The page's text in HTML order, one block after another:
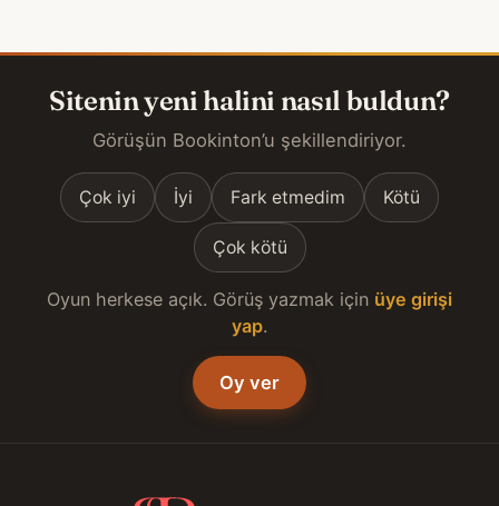
Sitenin yeni halini nasıl buldun?
Görüşün Bookinton’u şekillendiriyor.
Çok iyi İyi Fark etmedim Kötü
Çok kötü
Oyun herkese açık. Görüş yazmak için üye girişi
yap.
Oy ver